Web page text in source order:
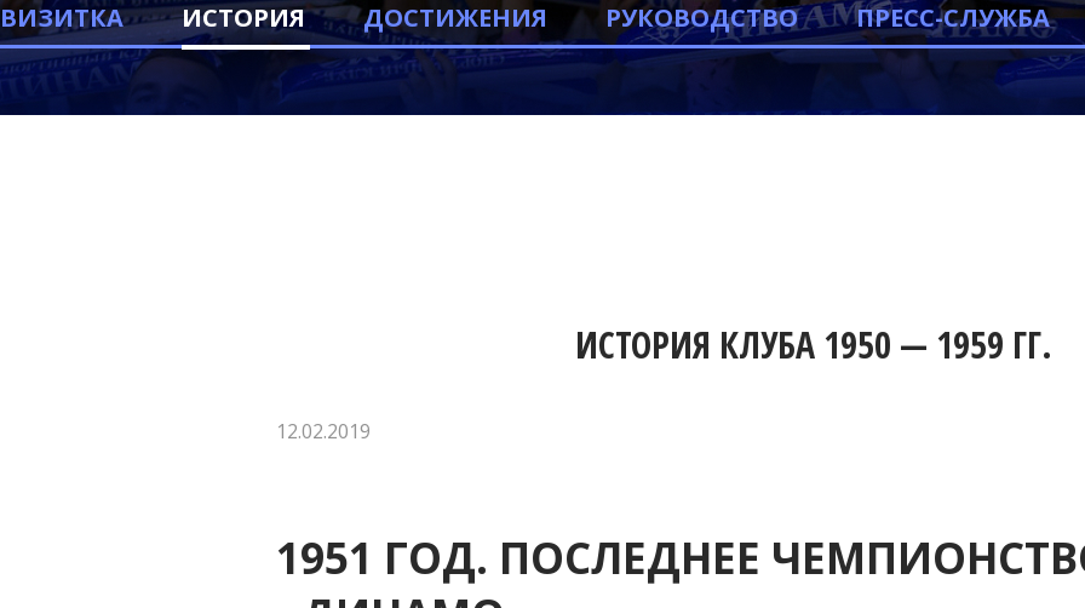
ВИЗИТКА ИСТОРИЯ ДОСТИЖЕНИЯ РУКОВОДСТВО ПРЕСС-СЛУЖБА
ИСТОРИЯ КЛУБА 1950 — 1959 ГГ.
12.02.2019
1951 ГОД. ПОСЛЕДНЕЕ